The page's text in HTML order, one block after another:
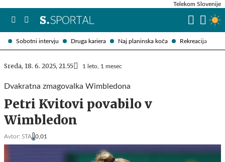
Sobotni intervju Druga kariera Naj planinska koča Rekreacija
Telekom Slovenije
Sreda, 18. 6. 2025, 21.55 1 leto, 1 mesec
Dvakratna zmagovalka Wimbledona
Petri Kvitovi povabilo v
Wimbledon
Avtor: STA 0,01